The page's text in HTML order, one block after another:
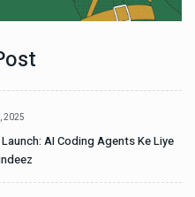
2025
AI Coding Agents Ke Liye